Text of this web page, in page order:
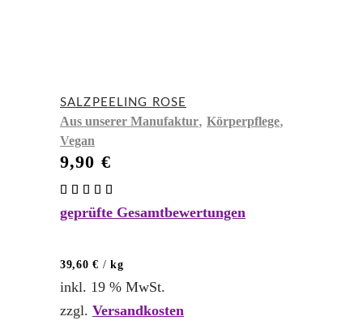
SALZPEELING ROSE
Aus unserer Manufaktur, Körperpflege,
Vegan
9,90 €
5.00
geprüfte Gesamtbewertungen
39,60€ /kg
inkl. 19 % MwSt.
zzgl. Versandkosten